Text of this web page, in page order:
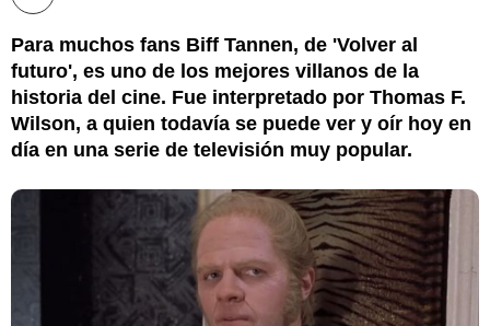
Compartir esta noticia
Para muchos fans Biff Tannen, de 'Volver al
futuro', es uno de los mejores villanos de la
historia del cine. Fue interpretado por Thomas F.
Wilson, a quien todavía se puede ver y oír hoy en
día en una serie de televisión muy popular.